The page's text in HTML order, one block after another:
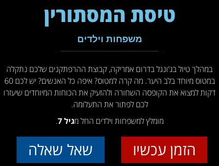
טיסת המסתורין
משפחות וילדים
במהלך טיול בג'ונגל בדרום אמריקה, קבוצת ההרפתקנים שלכם נתקלה
במטוס מיוחד בלב היער. מה קרה למטוס? איפה כל האנשים? יש לכם 60
דקות למצוא את הקופסה השחורה ולהזעיק את הכוחות המיוחדים שיעזרו
לכם לפתור את התעלומה.
מומלץ למשפחות וילדים החל מגיל 7 .
הזמן עכשיו שאל שאלה